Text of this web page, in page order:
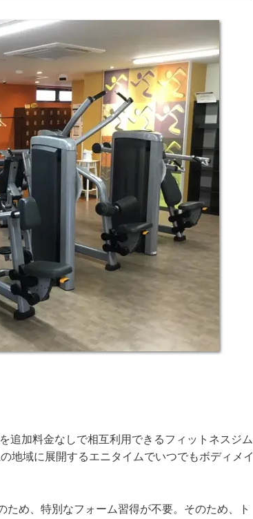
追加料金なしで相互利用できるフィットネスジム
地域に展開するエニタイムでいつでもボディメイ
め、特別なフォーム習得が不要。そのため、ト